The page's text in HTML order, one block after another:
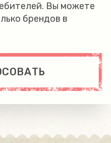
Вы можете
брендов в